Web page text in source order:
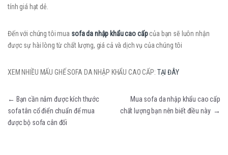
tính giá hạt dẻ.
Đến với chúng tôi mua sofa da nhập khẩucao cấpcủa bạn sẽ luôn nhận
được sự hài lòng từ chất lượng, giá cả và dịch vụ của chúng tôi
XEM NHIỀU MẤU GHẾ SOFA DA NHẬP KHẨU CAO CẤP: TẠI ĐÂY
Điều hướng bài viết
← Bạn cần nắm được kích thước
sofa tân cổ điển chuẩn để mua
được bộ sofa cân đối
Mua sofa da nhập khẩu cao cấp
chất lượng bạn nên biết điều này →